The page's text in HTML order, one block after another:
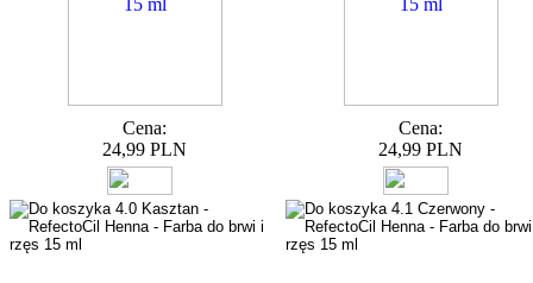
Cena:
24,99 PLN
Cena:
24,99 PLN